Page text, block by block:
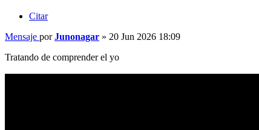
Citar
Mensaje porJunonagar » 20 Jun 2026 18:09
Tratando de comprender el yo